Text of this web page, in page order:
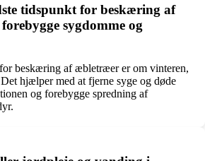
tidspunkt for beskæring af
sygdomme og
beskæring af æbletræer er om vinteren,
hjælper med at fjerne syge og døde
og forebygge spredning af